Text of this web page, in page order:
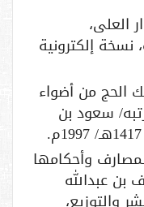
العلى،
نسخة إلكترونية
الحج من أضواء
سعود بن
وأحكامها
عبدالله